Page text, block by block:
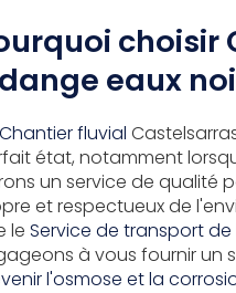
choisir
eaux
Chantier fluvial
état, notamment
un service de qualité
et respectueux de
le Service de transport
à vous fournir un
l'osmose et la